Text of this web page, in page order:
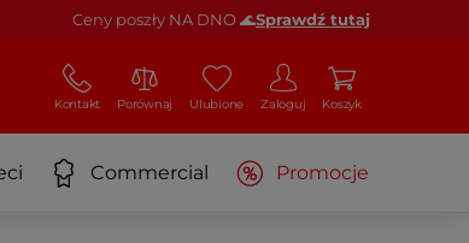
Ceny poszły NA DNO 🌊Sprawdź tutaj
Kontakt Porównaj Ulubione Zaloguj Koszyk
Commercial Promocje